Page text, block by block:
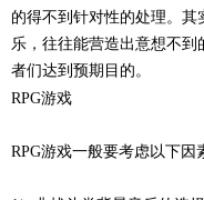
的得不到针对性的处理。其
乐，往往能营造出意想不
者们达到预期目的。
RPG游戏
RPG游戏一般要考虑以下因